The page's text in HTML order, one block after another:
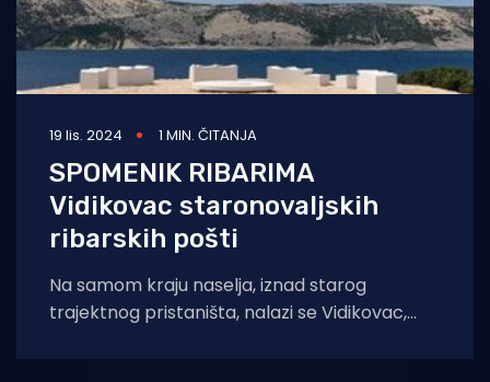
19 lis. 2024 1 MIN. ČITANJA
SPOMENIK RIBARIMA
Vidikovac staronovaljskih
ribarskih pošti
Na samom kraju naselja, iznad starog
trajektnog pristaništa, nalazi se Vidikovac,
uvalu